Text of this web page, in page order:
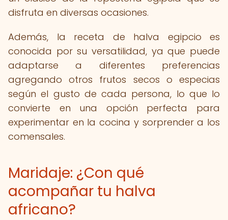
disfruta en diversas ocasiones.
Además, la receta de halva egipcio es
conocida por su versatilidad, ya que puede
adaptarse a diferentes preferencias
agregando otros frutos secos o especias
según el gusto de cada persona, lo que lo
convierte en una opción perfecta para
experimentar en la cocina y sorprender a los
comensales.
Maridaje: ¿Con qué
acompañar tu halva
africano?